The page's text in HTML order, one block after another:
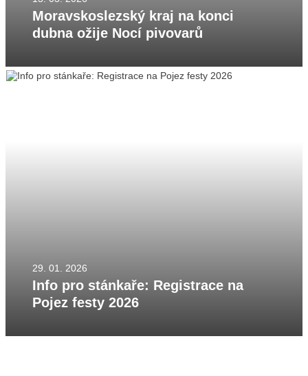
Moravskoslezský kraj na konci
dubna ožije Nocí pivovarů
29. 01. 2026
Info pro stánkaře: Registrace na
Pojez festy 2026